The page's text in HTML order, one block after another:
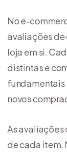
No e-
avaliações de
loja em si.
distintas e
fundamentais
novos
As avaliações
de cada item.